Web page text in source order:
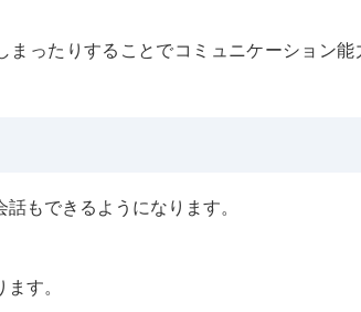
ったりすることでコミュニケーション能
もできるようになります。
す。